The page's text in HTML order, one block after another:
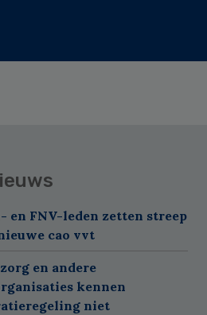
en FNV-leden zetten streep
cao vvt
en andere
kennen
niet